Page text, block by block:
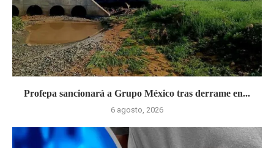
Profepa sancionará a Grupo México tras derrame en...
6 agosto, 2026